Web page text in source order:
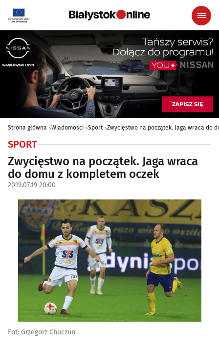
Strona główna Wiadomości Sport Zwycięstwo na początek. Jaga wraca do
SPORT
Zwycięstwo na początek. Jaga wraca
do domu z kompletem oczek
2019.07.19 20:00
Fot: Grzegorz Chuczun